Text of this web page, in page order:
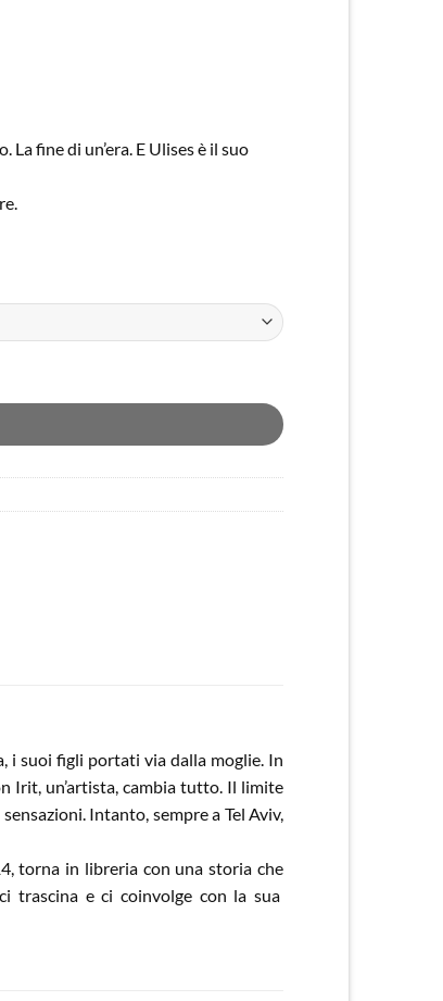
fine di un’era. E Ulises è il suo
i suoi figli portati via dalla moglie. In
Irit, un’artista, cambia tutto. Il limite
Intanto, sempre a Tel Aviv,
torna in libreria con una storia che
trascina e ci coinvolge con la sua